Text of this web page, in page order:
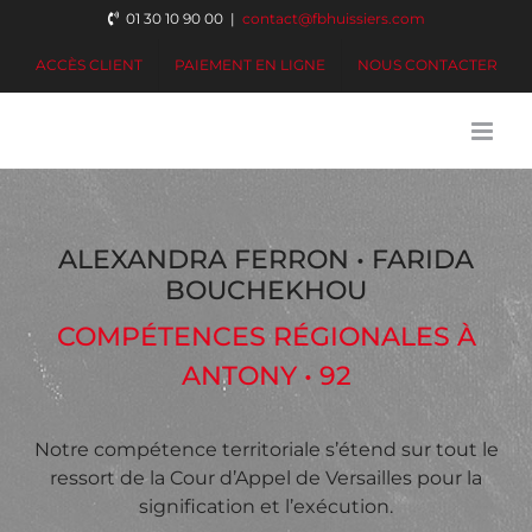
contenu
01 30 10 90 00 | contact@fbhuissiers.com
ACCÈS CLIENT PAIEMENT EN LIGNE NOUS CONTACTER
ALEXANDRA FERRON • FARIDA
BOUCHEKHOU
COMPÉTENCES RÉGIONALES À
ANTONY • 92
Notre compétence territoriale s’étend sur tout le
ressort de la Cour d’Appel de Versailles pour la
signification et l’exécution.